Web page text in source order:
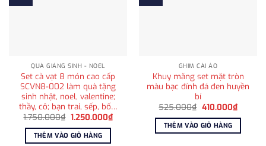
QUÀ GIÁNG SINH - NOEL
Set cà vạt 8 món cao cấp
SCVN8-002 làm quà tặng
sinh nhật, noel, valentine;
thầy, cô; bạn trai, sếp, bố…
1.750.000₫ Giá
là:
1.750.000₫.
1.250.000₫Giá
hiện
THÊM VÀO GIỎ HÀNG
GHIM CÀI ÁO
Khuy măng set mặt tròn
màu bạc đính đá đen huyền
bí
525.000₫ Giá
là:
525.000₫.
410.000₫Giá
hiện
tại
THÊM VÀO GIỎ HÀNG